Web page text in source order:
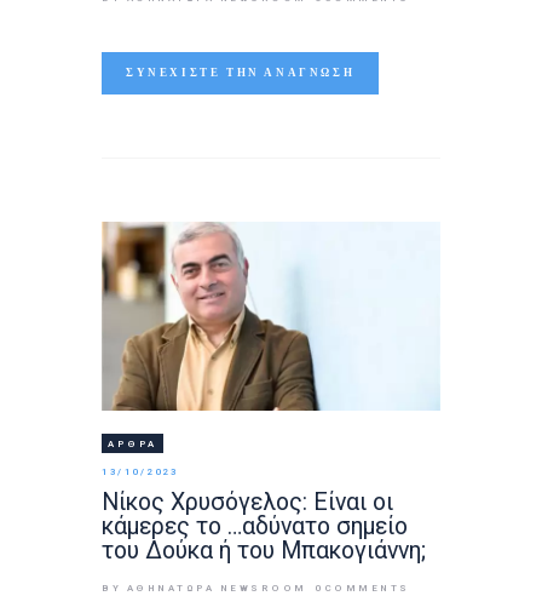
ΣΥΝΕΧΊΣΤΕ ΤΗΝ ΑΝΆΓΝΩΣΗ
ΆΡΘΡΑ
13/10/2023
Νίκος Χρυσόγελος: Είναι οι
κάμερες το …αδύνατο σημείο
του Δούκα ή του Μπακογιάννη;
BY ΑΘΉΝΑΤΩΡΑ NEWSROOM 0 COMMENTS